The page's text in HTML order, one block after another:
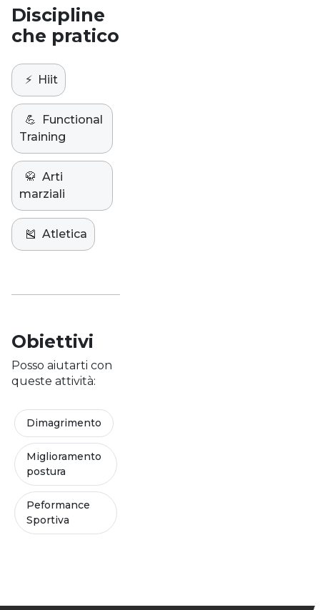
Discipline
che pratico
⚡️ Hiit
💪
Functional
Training
🥋 Arti
marziali
🎽 Atletica
Obiettivi
Posso aiutarti con
queste attività:
Dimagrimento
Miglioramento
postura
Peformance
Sportiva